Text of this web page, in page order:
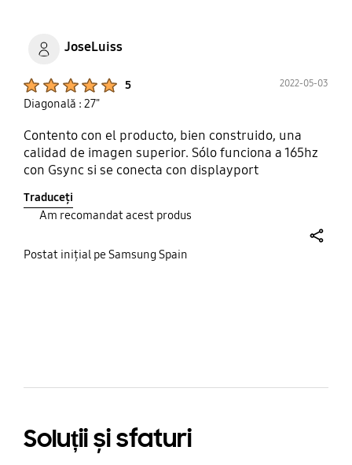
el panel es de 10 bit 144Hz, los 165Hz son si lo
pones a 8 bit aunque en la práctica a partir de
120Hz ya no se nota mejoría, yo por lo menos lo uso
a 10bit 144Hz.
JoseLuiss
5 2022-05-03
Diagonală : 27"
Contento con el producto, bien construido, una
calidad de imagen superior. Sólo funciona a 165hz
con Gsync si se conecta con displayport
Traduceți
Am recomandat acest produs
Postat inițial pe Samsung Spain
Soluții și sfaturi